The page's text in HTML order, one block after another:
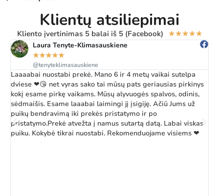
Klientų atsiliepimai
Kliento įvertinimas 5 balai iš 5 (Facebook) ★★★★★
Laura Tenyte-Klimasauskiene
★★★★★
@tenyteklimasauskiene
Laaaabai nuostabi prekė. Mano 6 ir 4 metų vaikai sutelpa
dviese ❤😘 net vyras sako tai mūsų pats geriausias pirkinys
kokį esame pirkę vaikams. Mūsų alyvuogės spalvos, odinis,
sėdmaišis. Esame laaabai laimingi jį įsigiję. Ačiū Jums už
puikų bendravimą iki prekės pristatymo ir po
pristatymo.Prekė atvežta į namus sutartą datą. Labai viskas
puiku. Kokybė tikrai nuostabi. Rekomenduojame visiems ❤